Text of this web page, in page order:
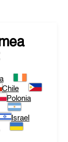
Chile
Polonia
Israel